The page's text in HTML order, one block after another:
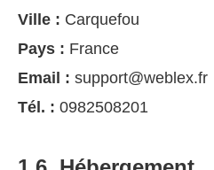
Ville : Carquefou
Pays : France
Email : support@weblex.fr
Tél. : 0982508201